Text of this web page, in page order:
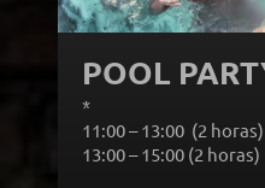
POOL
*
11:00 – 13:00 (2 horas)
13:00 – 15:00 (2 horas)